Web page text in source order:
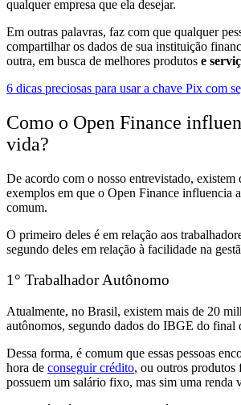
qualquer empresa que ela desejar.
Em outras palavras, faz com que qualquer
compartilhar os dados de sua instituição
outra, em busca de melhores produtos e
6 dicas preciosas para usar a chave Pix com
Como o Open Finance
vida?
De acordo com o nosso entrevistado, existem
exemplos em que o Open Finance influencia
comum.
O primeiro deles é em relação aos
segundo deles em relação à facilidade na
1° Trabalhador Autônomo
Atualmente, no Brasil, existem mais de 20
autônomos, segundo dados do IBGE do final
Dessa forma, é comum que essas pessoas
hora de conseguir crédito, ou outros produtos
possuem um salário fixo, mas sim uma renda